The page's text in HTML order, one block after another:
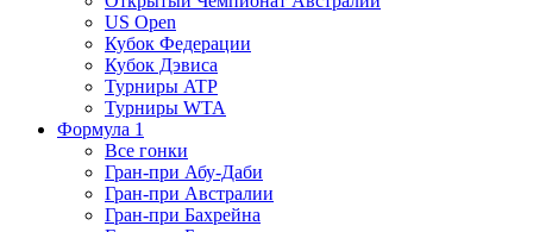
US Open
Кубок Федерации
Кубок Дэвиса
Турниры ATP
Турниры WTA
Формула 1
Все гонки
Гран-при Абу-Даби
Гран-при Австралии
Гран-при Бахрейна